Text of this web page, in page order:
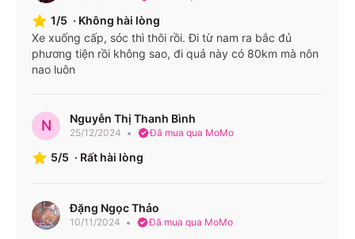
1/5 · Không hài lòng
Xe xuống cấp, sóc thì thôi rồi. Đi từ nam ra bắc đủ
phương tiện rồi không sao, đi quả này có 80km mà nôn
nao luôn
N Nguyễn Thị Thanh Bình
25/12/2024 Đã mua qua MoMo
5/5 · Rất hài lòng
Đặng Ngọc Thảo
10/11/2024 Đã mua qua MoMo